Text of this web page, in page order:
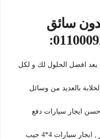
سائق
افضل الحلول لك و لكل
بالعديد من وسائل
ايجار سيارات دفع
متوفر ايضا تاجير جيب رانجلر في مصر , ايجار سيارات 4*4 جيب